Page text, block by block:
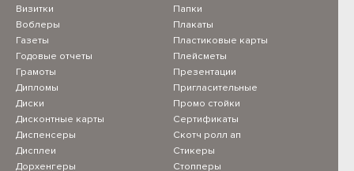
Визитки
Воблеры
Газеты
Годовые отчеты
Грамоты
Дипломы
Диски
Дисконтные карты
Диспенсеры
Дисплеи
Дорхенгеры
Папки
Плакаты
Пластиковые карты
Плейсметы
Презентации
Пригласительные
Промо стойки
Сертификаты
Скотч ролл ап
Стикеры
Стопперы